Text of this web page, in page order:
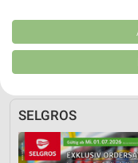
Supermärkte
Damgarten und
SELGROS
Kombinationen von Daten
Verbesserung der
von Inhalten.
Daten können außerhalb der
Website/App.
Partnerliste anzeigen
Wir nutzen Ihre Daten für
IAB-Verarbeitungszwecke: